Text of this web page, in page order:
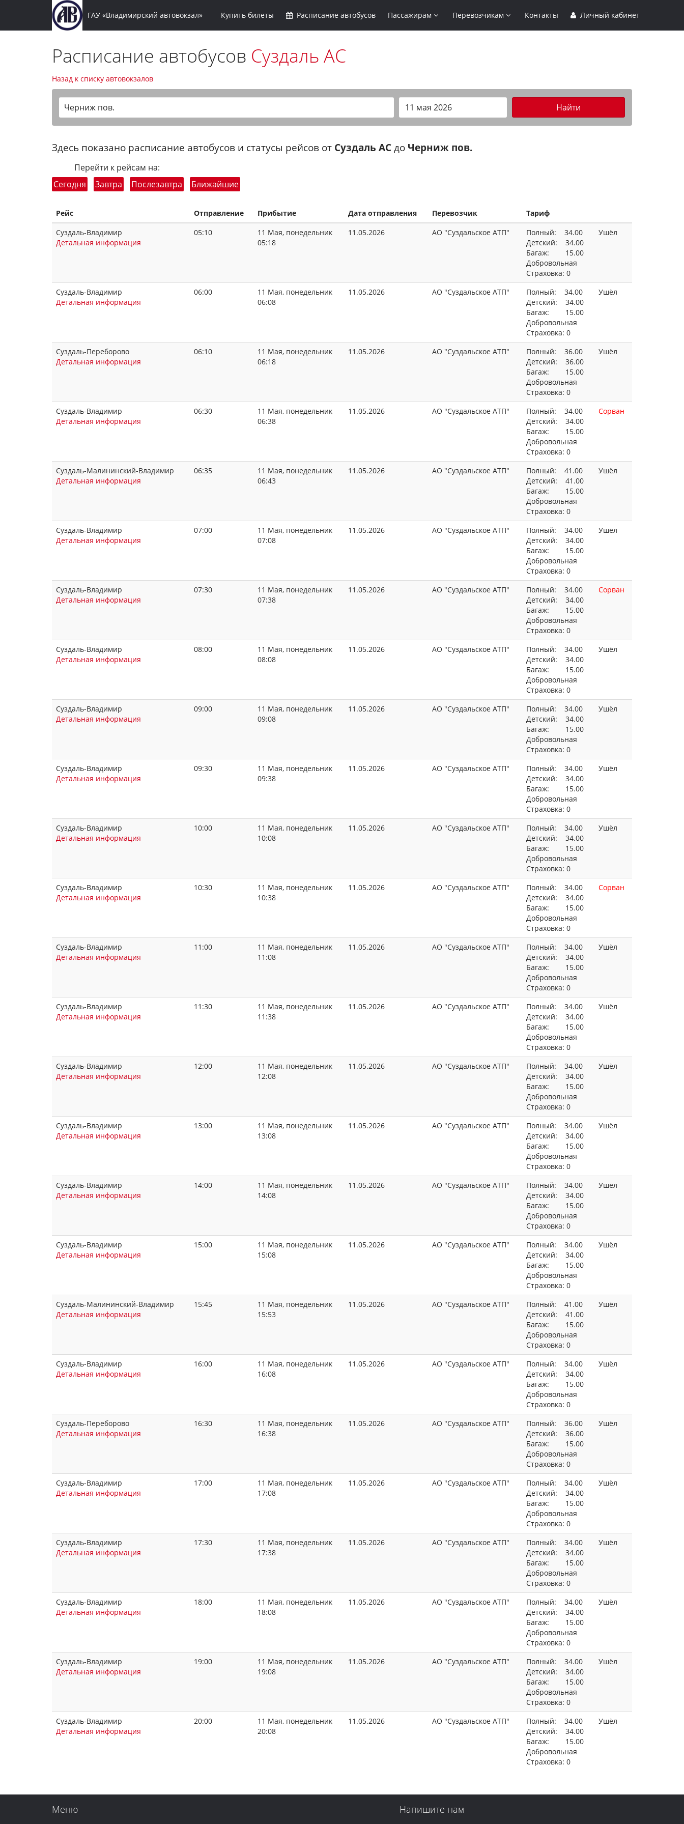
ГАУ «Владимирский автовокзал» Купить билеты Расписание автобусов Пассажирам Перевозчикам Контакты Личный кабинет
Расписание автобусов Суздаль АС
Назад к списку автовокзалов
Черниж пов. Найти
Здесь показано расписание автобусов и статусы рейсов от Суздаль АС до Черниж пов.
Перейти к рейсам на:
Сегодня
Завтра Послезавтра Ближайшие
Рейс Отправление Прибытие Дата отправления Перевозчик
Тариф
Суздаль-Владимир
Детальная информация
05:10
11 Мая, понедельник
05:18
11.05.2026 АО "Суздальское АТП"
Полный: 34.00
Детский: 34.00
Багаж: 15.00
Добровольная
Страховка: 0
Ушёл
Суздаль-Владимир
Детальная информация
06:00
11 Мая, понедельник
06:08
11.05.2026 АО "Суздальское АТП"
Полный: 34.00
Детский: 34.00
Багаж: 15.00
Добровольная
Страховка: 0
Ушёл
Суздаль-Переборово
Детальная информация
06:10
11 Мая, понедельник
06:18
11.05.2026 АО "Суздальское АТП"
Полный: 36.00
Детский: 36.00
Багаж: 15.00
Добровольная
Страховка: 0
Ушёл
Суздаль-Владимир
Детальная информация
06:30
11 Мая, понедельник
06:38
11.05.2026 АО "Суздальское АТП"
Полный: 34.00
Детский: 34.00
Багаж: 15.00
Добровольная
Страховка: 0
Сорван
Суздаль-Малининский-Владимир
Детальная информация
06:35
11 Мая, понедельник
06:43
11.05.2026 АО "Суздальское АТП"
Полный: 41.00
Детский: 41.00
Багаж: 15.00
Добровольная
Страховка: 0
Ушёл
Суздаль-Владимир
Детальная информация
07:00
11 Мая, понедельник
07:08
11.05.2026 АО "Суздальское АТП"
Полный: 34.00
Детский: 34.00
Багаж: 15.00
Добровольная
Страховка: 0
Ушёл
Суздаль-Владимир
Детальная информация
07:30
11 Мая, понедельник
07:38
11.05.2026 АО "Суздальское АТП"
Полный: 34.00
Детский: 34.00
Багаж: 15.00
Добровольная
Страховка: 0
Сорван
Суздаль-Владимир
Детальная информация
08:00
11 Мая, понедельник
08:08
11.05.2026 АО "Суздальское АТП"
Полный: 34.00
Детский: 34.00
Багаж: 15.00
Добровольная
Страховка: 0
Ушёл
Суздаль-Владимир
Детальная информация
09:00
11 Мая, понедельник
09:08
11.05.2026 АО "Суздальское АТП"
Полный: 34.00
Детский: 34.00
Багаж: 15.00
Добровольная
Страховка: 0
Ушёл
Суздаль-Владимир
Детальная информация
09:30
11 Мая, понедельник
09:38
11.05.2026 АО "Суздальское АТП"
Полный: 34.00
Детский: 34.00
Багаж: 15.00
Добровольная
Страховка: 0
Ушёл
Суздаль-Владимир
Детальная информация
10:00
11 Мая, понедельник
10:08
11.05.2026 АО "Суздальское АТП"
Полный: 34.00
Детский: 34.00
Багаж: 15.00
Добровольная
Страховка: 0
Ушёл
Суздаль-Владимир
Детальная информация
10:30
11 Мая, понедельник
10:38
11.05.2026 АО "Суздальское АТП"
Полный: 34.00
Детский: 34.00
Багаж: 15.00
Добровольная
Страховка: 0
Сорван
Суздаль-Владимир
Детальная информация
11:00
11 Мая, понедельник
11:08
11.05.2026 АО "Суздальское АТП"
Полный: 34.00
Детский: 34.00
Багаж: 15.00
Добровольная
Страховка: 0
Ушёл
Суздаль-Владимир
Детальная информация
11:30
11 Мая, понедельник
11:38
11.05.2026 АО "Суздальское АТП"
Полный: 34.00
Детский: 34.00
Багаж: 15.00
Добровольная
Страховка: 0
Ушёл
Суздаль-Владимир
Детальная информация
12:00
11 Мая, понедельник
12:08
11.05.2026 АО "Суздальское АТП"
Полный: 34.00
Детский: 34.00
Багаж: 15.00
Добровольная
Страховка: 0
Ушёл
Суздаль-Владимир
Детальная информация
13:00
11 Мая, понедельник
13:08
11.05.2026 АО "Суздальское АТП"
Полный: 34.00
Детский: 34.00
Багаж: 15.00
Добровольная
Страховка: 0
Ушёл
Суздаль-Владимир
Детальная информация
14:00
11 Мая, понедельник
14:08
11.05.2026 АО "Суздальское АТП"
Полный: 34.00
Детский: 34.00
Багаж: 15.00
Добровольная
Страховка: 0
Ушёл
Суздаль-Владимир
Детальная информация
15:00
11 Мая, понедельник
15:08
11.05.2026 АО "Суздальское АТП"
Полный: 34.00
Детский: 34.00
Багаж: 15.00
Добровольная
Страховка: 0
Ушёл
Суздаль-Малининский-Владимир
Детальная информация
15:45
11 Мая, понедельник
15:53
11.05.2026 АО "Суздальское АТП"
Полный: 41.00
Детский: 41.00
Багаж: 15.00
Добровольная
Страховка: 0
Ушёл
Суздаль-Владимир
Детальная информация
16:00
11 Мая, понедельник
16:08
11.05.2026 АО "Суздальское АТП"
Полный: 34.00
Детский: 34.00
Багаж: 15.00
Добровольная
Страховка: 0
Ушёл
Суздаль-Переборово
Детальная информация
16:30
11 Мая, понедельник
16:38
11.05.2026 АО "Суздальское АТП"
Полный: 36.00
Детский: 36.00
Багаж: 15.00
Добровольная
Страховка: 0
Ушёл
Суздаль-Владимир
Детальная информация
17:00
11 Мая, понедельник
17:08
11.05.2026 АО "Суздальское АТП"
Полный: 34.00
Детский: 34.00
Багаж: 15.00
Добровольная
Страховка: 0
Ушёл
Суздаль-Владимир
Детальная информация
17:30
11 Мая, понедельник
17:38
11.05.2026 АО "Суздальское АТП"
Полный: 34.00
Детский: 34.00
Багаж: 15.00
Добровольная
Страховка: 0
Ушёл
Суздаль-Владимир
Детальная информация
18:00
11 Мая, понедельник
18:08
11.05.2026 АО "Суздальское АТП"
Полный: 34.00
Детский: 34.00
Багаж: 15.00
Добровольная
Страховка: 0
Ушёл
Суздаль-Владимир
Детальная информация
19:00
11 Мая, понедельник
19:08
11.05.2026 АО "Суздальское АТП"
Полный: 34.00
Детский: 34.00
Багаж: 15.00
Добровольная
Страховка: 0
Ушёл
Суздаль-Владимир
Детальная информация
20:00
11 Мая, понедельник
20:08
11.05.2026 АО "Суздальское АТП"
Полный: 34.00
Детский: 34.00
Багаж: 15.00
Добровольная
Страховка: 0
Ушёл
Меню Напишите нам